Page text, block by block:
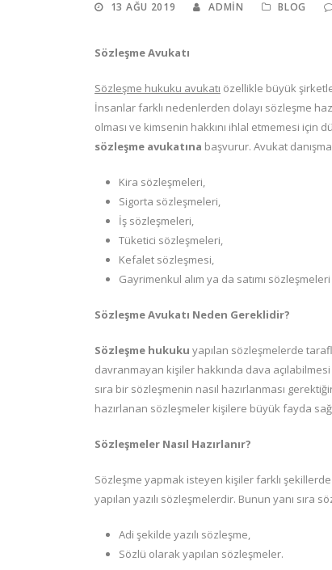
13 AĞU 2019 ADMIN BLOG
Sözleşme Avukatı
Sözleşme hukuku avukatı özellikle büyük
İnsanlar farklı nedenlerden dolayı sözleşme
olması ve kimsenin hakkını ihlal etmemesi için
sözleşme avukatına başvurur. Avukat
Kira sözleşmeleri,
Sigorta sözleşmeleri,
İş sözleşmeleri,
Tüketici sözleşmeleri,
Kefalet sözleşmesi,
Gayrimenkul alım ya da satımı sözleşmeleri
Sözleşme Avukatı Neden Gereklidir?
Sözleşme hukuku yapılan sözleşmelerde
davranmayan kişiler hakkında dava
sıra bir sözleşmenin nasıl hazırlanması
hazırlanan sözleşmeler kişilere büyük fayda
Sözleşmeler Nasıl Hazırlanır?
Sözleşme yapmak isteyen kişiler farklı
yapılan yazılı sözleşmelerdir. Bunun yanı sıra
Adi şekilde yazılı sözleşme,
Sözlü olarak yapılan sözleşmeler.